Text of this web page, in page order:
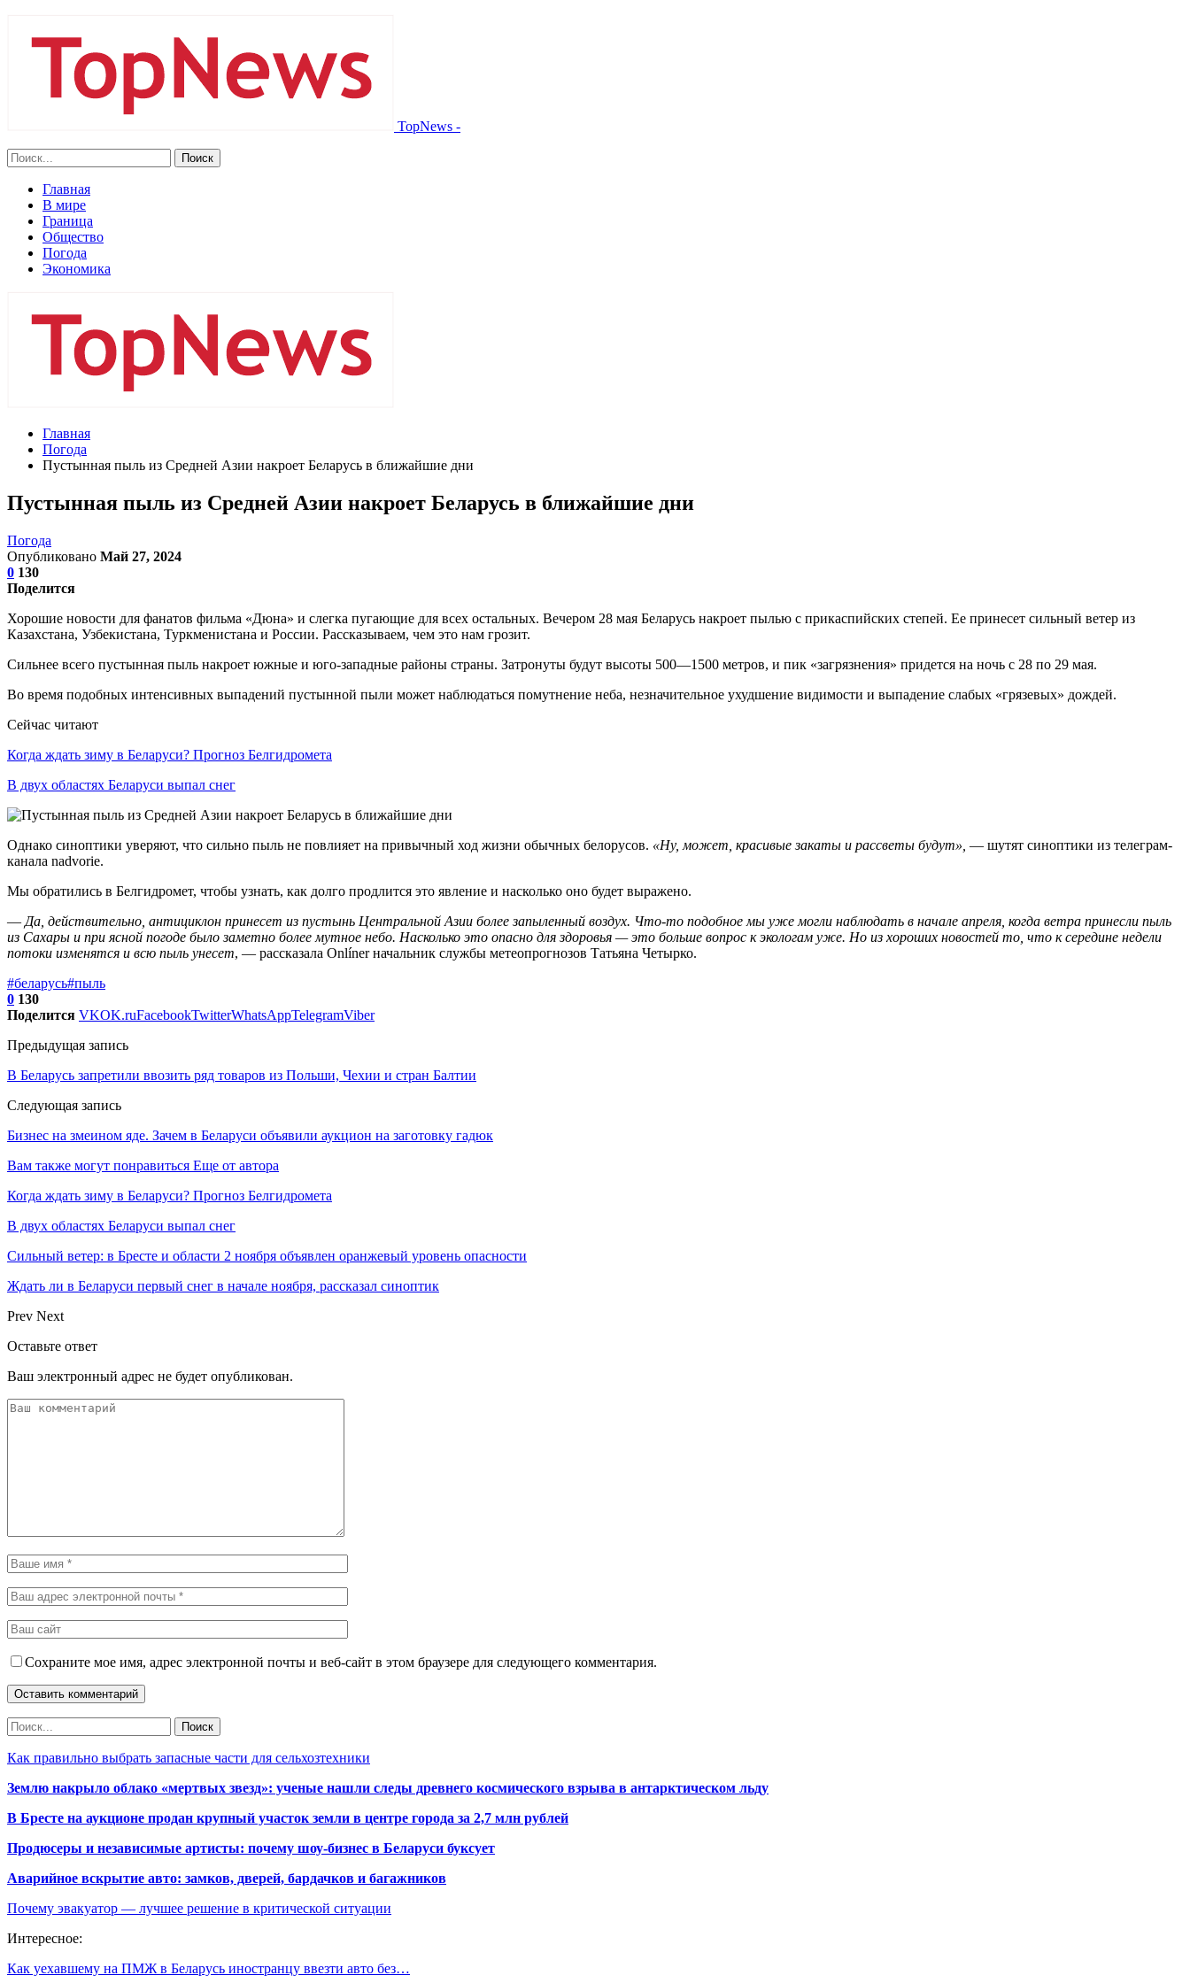
TopNews -
Главная
В мире
Граница
Общество
Погода
Экономика
Главная
Погода
Пустынная пыль из Средней Азии накроет Беларусь в ближайшие дни
Пустынная пыль из Средней Азии накроет Беларусь в ближайшие дни
Погода
Опубликовано Май 27, 2024
0 130
Поделится
Хорошие новости для фанатов фильма «Дюна» и слегка пугающие для всех остальных. Вечером 28 мая Беларусь накроет пылью с прикаспийских степей. Ее принесет сильный ветер из
Казахстана, Узбекистана, Туркменистана и России. Рассказываем, чем это нам грозит.
Сильнее всего пустынная пыль накроет южные и юго-западные районы страны. Затронуты будут высоты 500—1500 метров, и пик «загрязнения» придется на ночь с 28 по 29 мая.
Во время подобных интенсивных выпадений пустынной пыли может наблюдаться помутнение неба, незначительное ухудшение видимости и выпадение слабых «грязевых» дождей.
Сейчас читают
Когда ждать зиму в Беларуси? Прогноз Белгидромета
В двух областях Беларуси выпал снег
Однако синоптики уверяют, что сильно пыль не повлияет на привычный ход жизни обычных белорусов. «Ну, может, красивые закаты и рассветы будут», — шутят синоптики из телеграм-
канала nadvorie.
Мы обратились в Белгидромет, чтобы узнать, как долго продлится это явление и насколько оно будет выражено.
— Да, действительно, антициклон принесет из пустынь Центральной Азии более запыленный воздух. Что-то подобное мы уже могли наблюдать в начале апреля, когда ветра принесли пыль
из Сахары и при ясной погоде было заметно более мутное небо. Насколько это опасно для здоровья — это больше вопрос к экологам уже. Но из хороших новостей то, что к середине недели
потоки изменятся и всю пыль унесет, — рассказала Onlíner начальник службы метеопрогнозов Татьяна Четырко.
#беларусь#пыль
0 130
Поделится VKOK.ruFacebookTwitterWhatsAppTelegramViber
Предыдущая запись
В Беларусь запретили ввозить ряд товаров из Польши, Чехии и стран Балтии
Следующая запись
Бизнес на змеином яде. Зачем в Беларуси объявили аукцион на заготовку гадюк
Вам также могут понравиться Еще от автора
Когда ждать зиму в Беларуси? Прогноз Белгидромета
В двух областях Беларуси выпал снег
Сильный ветер: в Бресте и области 2 ноября объявлен оранжевый уровень опасности
Ждать ли в Беларуси первый снег в начале ноября, рассказал синоптик
Prev Next
Оставьте ответ
Ваш электронный адрес не будет опубликован.
Сохраните мое имя, адрес электронной почты и веб-сайт в этом браузере для следующего комментария.
Как правильно выбрать запасные части для сельхозтехники
Землю накрыло облако «мертвых звезд»: ученые нашли следы древнего космического взрыва в антарктическом льду
В Бресте на аукционе продан крупный участок земли в центре города за 2,7 млн рублей
Продюсеры и независимые артисты: почему шоу-бизнес в Беларуси буксует
Аварийное вскрытие авто: замков, дверей, бардачков и багажников
Почему эвакуатор — лучшее решение в критической ситуации
Интересное:
Как уехавшему на ПМЖ в Беларусь иностранцу ввезти авто без…